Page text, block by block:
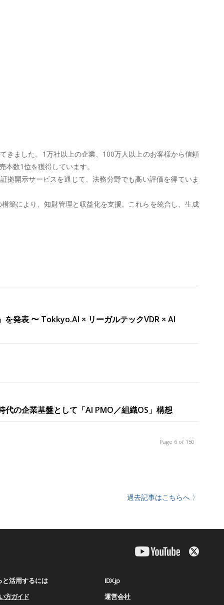
きました。1万社以上の企業、100万人以上のお客様から信頼
数1位を獲得しています。
拠開示サービスを通じて、法務分野でも高い評価を得ていま
築により、知財管理と収益化を支援。これらを統合し、生成
発表 〜 Tokkyo.AI × リーガルテックVDR × AI
の企業基盤として「AI PMO／組織OS」構想
Page 6 of 150
過去記事はこちらへ 〉
と活用するには
⽅ガイド
IDX.jp
運営会社